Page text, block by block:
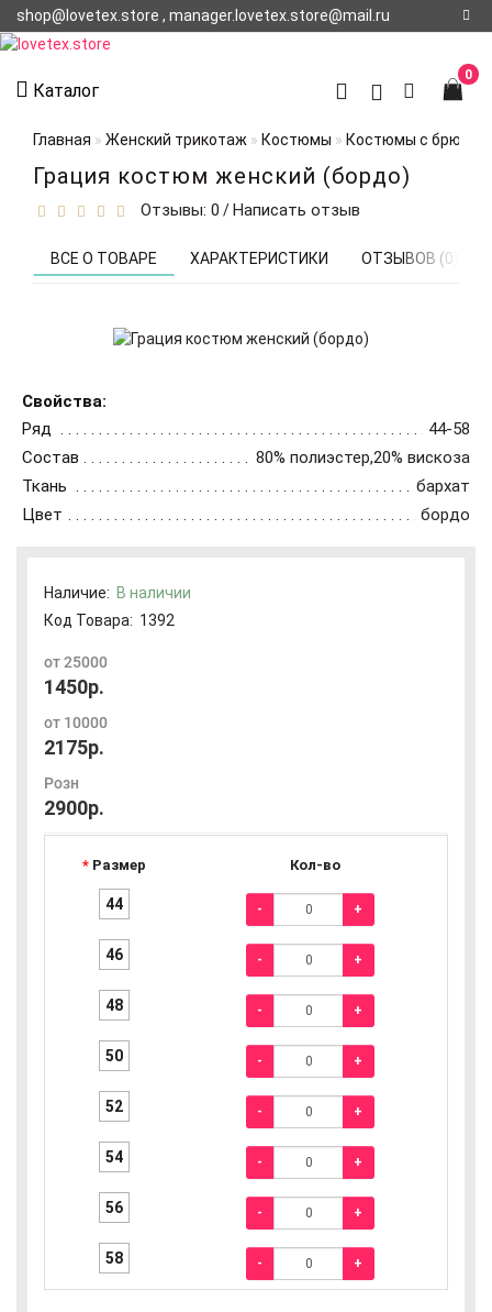
shop@lovetex.store , manager.lovetex.store@mail.ru
О НАС
О
ДОСТАВКЕ
Каталог
0
Главная Женский трикотаж Костюмы Костюмы с
Грация костюм женский (бордо)
Отзывы: 0 /Написать отзыв
ВСЕ О ТОВАРЕ ХАРАКТЕРИСТИКИ ОТЗЫВОВ (0)
Свойства:
Ряд
44-58
Состав
80% полиэстер,20% вискоза
Ткань
бархат
Цвет
бордо
Наличие: В наличии
Код Товара: 1392
от 25000
1450р.
от 10000
2175р.
Розн
2900р.
Размер Кол-во
44 - +
46 - +
48 - +
50 - +
52 - +
54 - +
56 - +
58 - +